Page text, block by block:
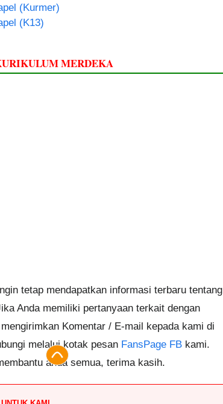
(Kurmer)
(K13)
MERDEKA
tetap mendapatkan informasi terbaru tentang
Anda memiliki pertanyaan terkait dengan
Komentar / E-mail kepada kami di
melalui kotak pesan FansPage FB kami.
anda semua, terima kasih.